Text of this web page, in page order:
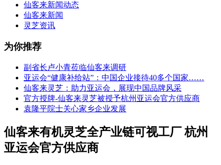
仙客来新闻动态
仙客来新闻
灵芝资讯
为你推荐
副省长卢小青莅临仙客来调研
亚运会“健康补给站”：中国企业接待40多个国家……
仙客来灵芝：助力亚运会，展现中国品牌风采
官方授牌-仙客来灵芝被授予杭州亚运会官方供应商
袁隆平院士关心家乡企业发展
仙客来有机灵芝全产业链可视工厂 杭州
亚运会官方供应商